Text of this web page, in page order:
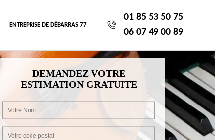
ENTREPRISE DE DÉBARRAS 77
01 85 53 50 75
06 07 49 00 89
DEMANDEZ VOTRE
ESTIMATION GRATUITE